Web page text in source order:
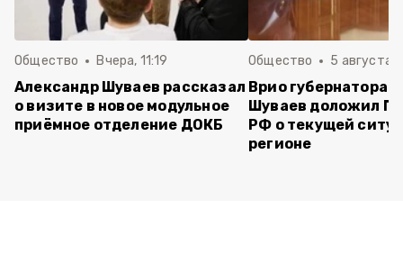
Общество Вчера, 11:19
Александр Шуваев рассказал
о визите в новое модульное
приёмное отделение ДОКБ
Общество 5 августа ,
Врио губернатора
Шуваев доложил
РФ о текущей
регионе